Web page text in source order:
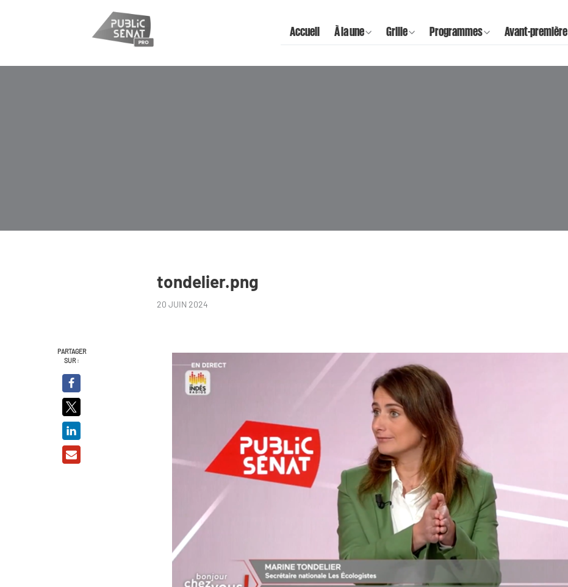
Accueil À la une Grille Programmes Avant-première
tondelier.png
20 JUIN 2024
PARTAGER
SUR :